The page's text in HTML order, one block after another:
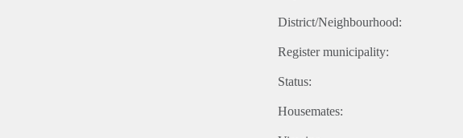
District/Neighbourhood:
Register municipality:
Status:
Housemates: